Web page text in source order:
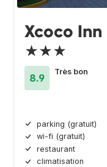
Xcoco Inn
★★★
8.9
Très bon
parking (gratuit)
wi-fi (gratuit)
restaurant
climatisation